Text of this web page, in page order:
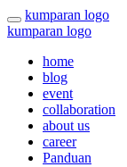
kumparan logo
kumparan logo
home
blog
event
collaboration
about us
career
Panduan